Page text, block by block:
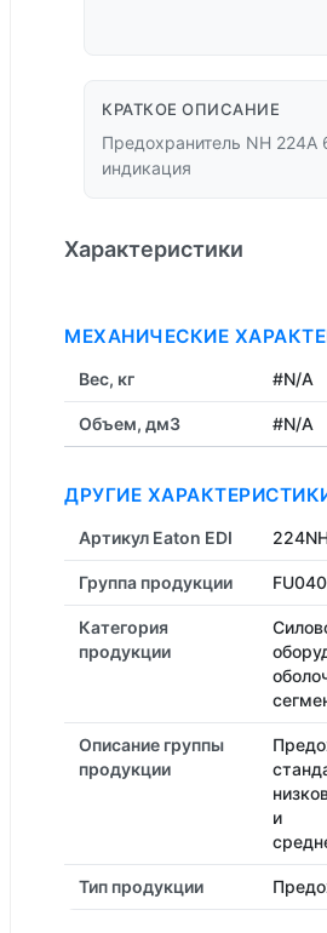
КРАТКОЕ ОПИСАНИЕ
Предохранитель NH 224A
индикация
Характеристики
МЕХАНИЧЕСКИЕ
Вес, кг #N/A
Объем, дм3 #N/A
ДРУГИЕ
Артикул Eaton EDI
Группа продукции
Категория
продукции
Описание группы
продукции
и
Тип продукции